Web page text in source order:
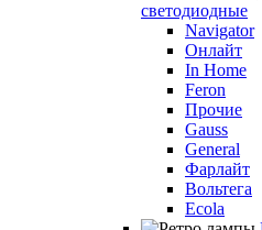
светодиодные
Navigator
Онлайт
In Home
Feron
Прочие
Gauss
General
Фарлайт
Вольтега
Ecola